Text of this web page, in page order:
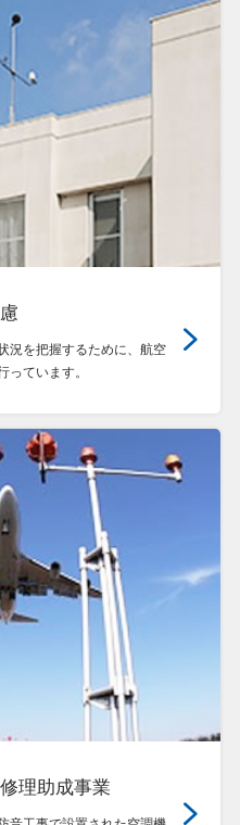
況を把握するために、航空
っています。
理助成事業